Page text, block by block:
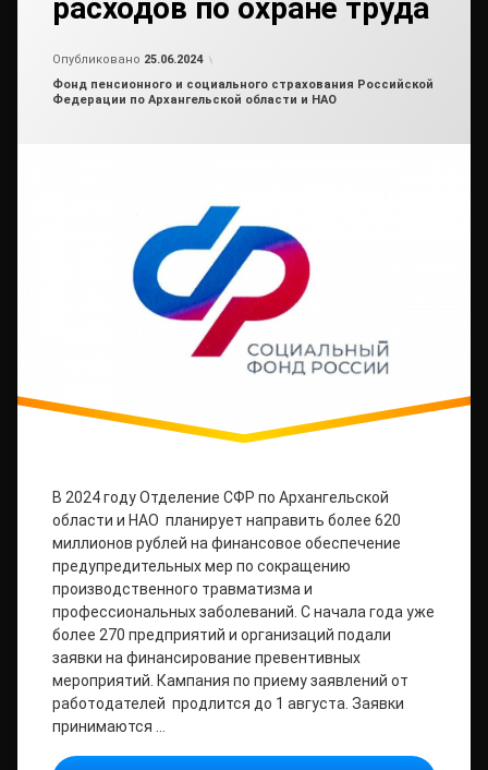
расходов по охране труда
Опубликовано 25.06.2024
Рубрики:
Фонд пенсионного и социального страхования Российской
Федерации по Архангельской области и НАО
В 2024 году Отделение СФР по Архангельской
области и НАО планирует направить более 620
миллионов рублей на финансовое обеспечение
предупредительных мер по сокращению
производственного травматизма и
профессиональных заболеваний. С начала года уже
более 270 предприятий и организаций подали
заявки на финансирование превентивных
мероприятий. Кампания по приему заявлений от
работодателей продлится до 1 августа. Заявки
принимаются …